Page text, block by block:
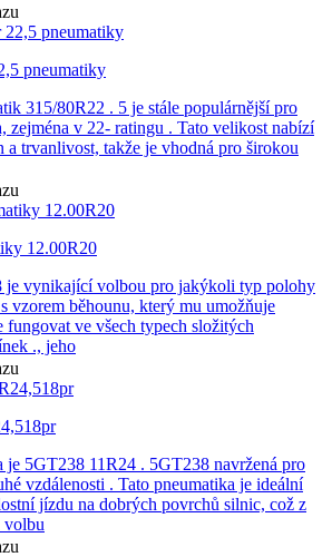
pneumatiky
315/80R22 . 5 je stále populárnější pro
zejména v 22- ratingu . Tato velikost nabízí
trvanlivost, takže je vhodná pro širokou
12.00R20
je vynikající volbou pro jakýkoli typ polohy
vzorem běhounu, který mu umožňuje
fungovat ve všech typech složitých
., jeho
je 5GT238 11R24 . 5GT238 navržená pro
vzdálenosti . Tato pneumatika je ideální
jízdu na dobrých povrchů silnic, což z
volbu